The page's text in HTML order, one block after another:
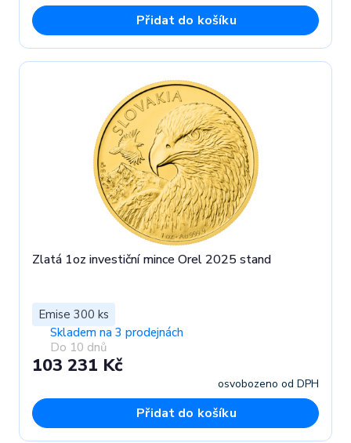
Přidat do košíku
Zlatá 1oz investiční mince Orel 2025 stand
Emise 300 ks
Skladem na 3 prodejnách
Do 10 dnů
103 231 Kč
osvobozeno od DPH
Přidat do košíku